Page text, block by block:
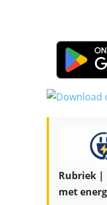
Rubriek |
met